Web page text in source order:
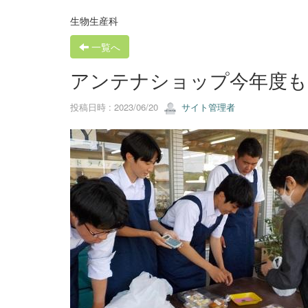
生物生産科
一覧へ
アンテナショップ今年度
投稿日時 : 2023/06/20 サイト管理者